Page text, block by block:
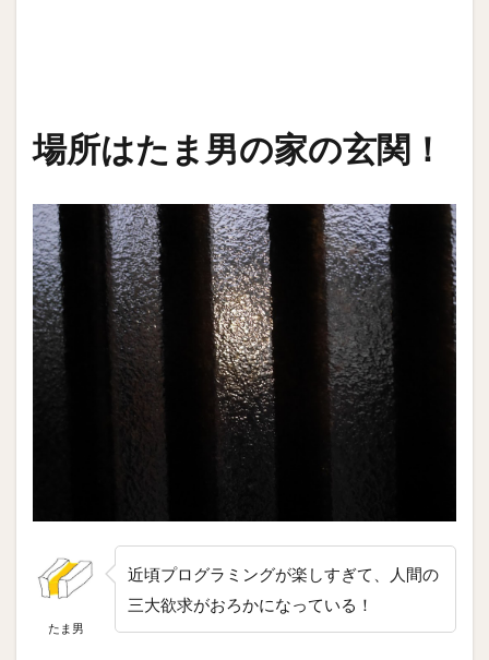
場所はたま男の家の玄関！
たま男
近頃プログラミングが楽しすぎて、人間の
三大欲求がおろかになっている！